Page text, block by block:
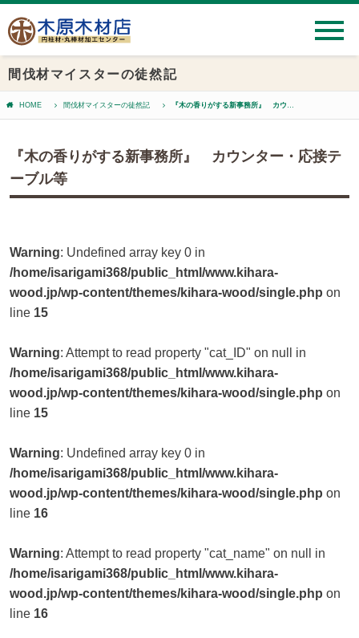
間伐材マイスターの徒然記
HOME 間伐材マイスターの徒然記 『木の香りがする新事務所』 カウンター・応接テーブル等
『木の香りがする新事務所』 カウンター・応接テ
ーブル等
Warning: Undefined array key 0 in
/home/isarigami368/public_html/www.kihara-
wood.jp/wp-content/themes/kihara-wood/single.php on
line 15
Warning: Attempt to read property "cat_ID" on null in
/home/isarigami368/public_html/www.kihara-
wood.jp/wp-content/themes/kihara-wood/single.php on
line 15
Warning: Undefined array key 0 in
/home/isarigami368/public_html/www.kihara-
wood.jp/wp-content/themes/kihara-wood/single.php on
line 16
Warning: Attempt to read property "cat_name" on null in
/home/isarigami368/public_html/www.kihara-
wood.jp/wp-content/themes/kihara-wood/single.php on
line 16